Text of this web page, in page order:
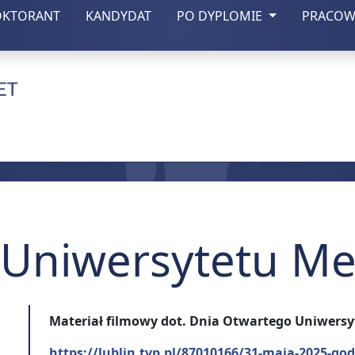
(otwiera się w nowej zakładce)
KANDYDAT(otwiera się w nowej zakładce)
PO DYPLOMIE
w Lublinie
Materiał filmowy dot. Dnia Otwartego